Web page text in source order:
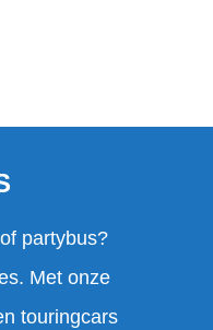
partybus?
Met onze
touringcars